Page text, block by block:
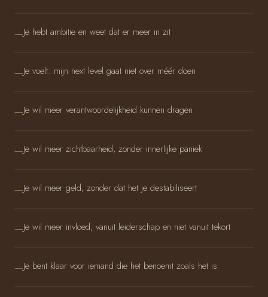
Je hebt ambitie en weet dat er meer in zit
Je voelt: mijn next level gaat niet over méér doen
Je wil meer verantwoordelijkheid kunnen dragen
Je wil meer zichtbaarheid, zonder innerlijke paniek
Je wil meer geld, zonder dat het je destabiliseert
Je wil meer invloed, vanuit leiderschap en niet vanuit tekort
Je bent klaar voor iemand die het benoemt zoals het is